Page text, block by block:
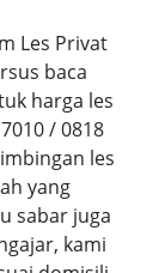
Les Privat
baca
harga les
/ 0818
les
yang
sabar juga
kami